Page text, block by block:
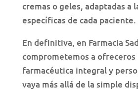
cremas o geles, adaptadas a
específicas de cada paciente.
En definitiva, en Farmacia
comprometemos a ofreceros
farmacéutica integral y
vaya más allá de la simple